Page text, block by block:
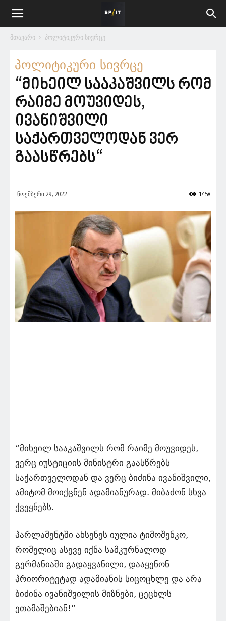
მთავარი პოლიტიკური სივრცე
პოლიტიკური სივრცე
“მიხეილ სააკაშვილს რომ
რაიმე მოუვიდეს,
ივანიშვილი
საქართველოდან ვერ
გაასწრებს“
ნოემბერი 29, 2022 1458
“მიხეილ სააკაშვილს რომ რაიმე მოუვიდეს,
ვერც იუსტიციის მინისტრი გაასწრებს
საქართველოდან და ვერც ბიძინა ივანიშვილი,
ამიტომ მოიქცნენ ადამიანურად. მიბაძონ სხვა
ქვეყნებს.
პარლამენტში ახსენეს იულია ტიმოშენკო,
რომელიც ასევე იქნა სამკურნალოდ
გერმანიაში გადაყვანილი, დააყენონ
პრიორიტეტად ადამიანის სიცოცხლე და არა
ბიძინა ივანიშვილის მიზნები, ცეცხლს
ეთამაშებიან!”